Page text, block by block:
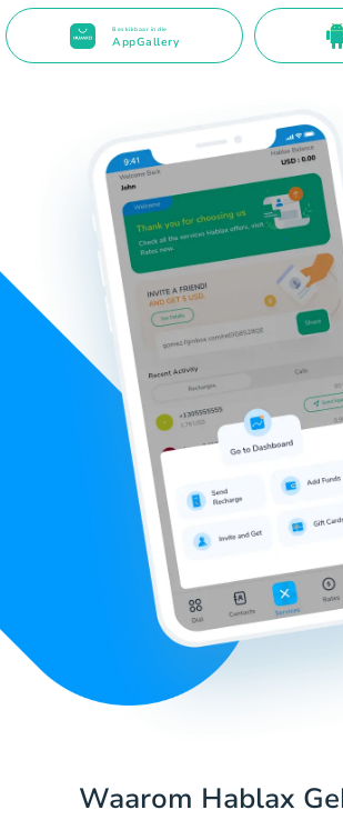
Beskikbaar in die
AppGallery
Waarom Hablax